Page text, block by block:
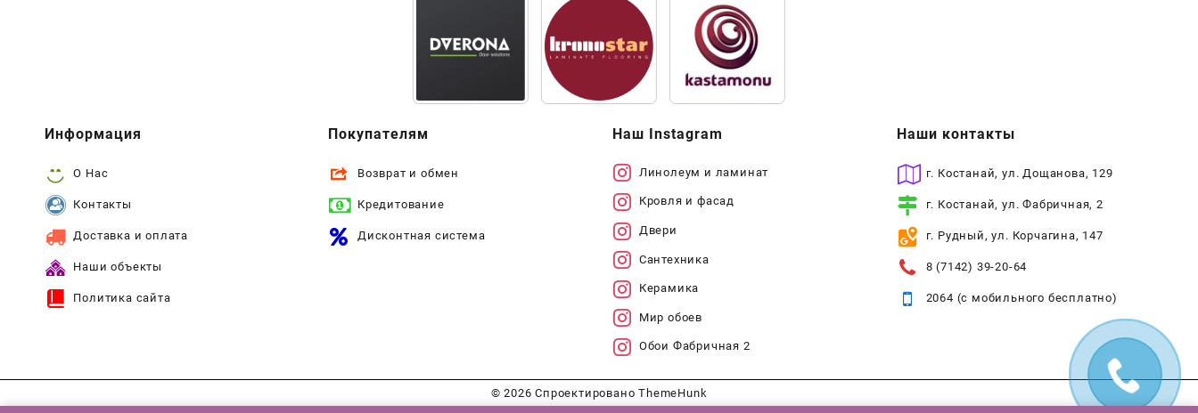
Информация
О Нас
Контакты
Доставка и оплата
Наши объекты
Политика сайта
Покупателям
Возврат и обмен
Кредитование
Дисконтная система
Наш Instagram
Линолеум и ламинат
Кровля и фасад
Двери
Сантехника
Керамика
Мир обоев
Обои Фабричная 2
Наши контакты
г. Костанай, ул. Дощанова, 129
г. Костанай, ул. Фабричная, 2
г. Рудный, ул. Корчагина, 147
8 (7142) 39-20-64
2064 (с мобильного бесплатно)
© 2026Спроектировано ThemeHunk